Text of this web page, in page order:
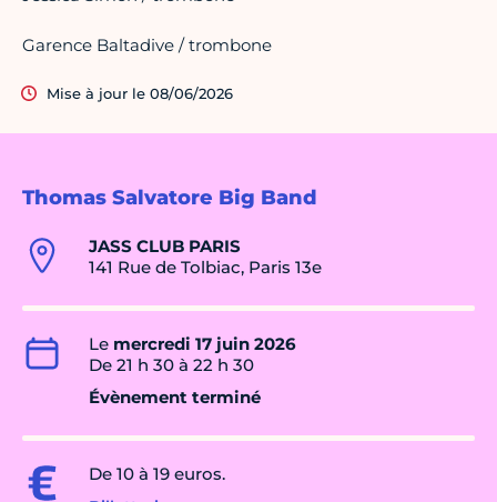
Thomas Salvatore Big Band
JASS CLUB PARIS
141 Rue de Tolbiac, Paris 13e
Le mercredi 17 juin 2026
De 21 h 30 à 22 h 30
Évènement terminé
De 10 à 19 euros.
Garence Baltadive / trombone
Mise à jour le 08/06/2026